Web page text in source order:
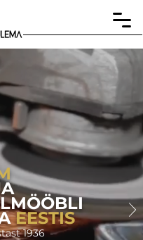
EESTIS
1936